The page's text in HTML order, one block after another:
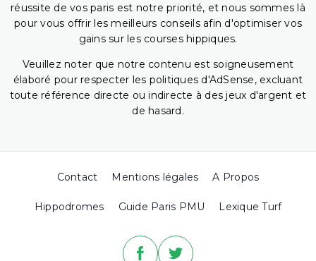
réussite de vos paris est notre priorité, et nous sommes là
pour vous offrir les meilleurs conseils afin d'optimiser vos
gains sur les courses hippiques.
Veuillez noter que notre contenu est soigneusement
élaboré pour respecter les politiques d'AdSense, excluant
toute référence directe ou indirecte à des jeux d'argent et
de hasard.
Contact Mentions légales A Propos
Hippodromes Guide Paris PMU Lexique Turf